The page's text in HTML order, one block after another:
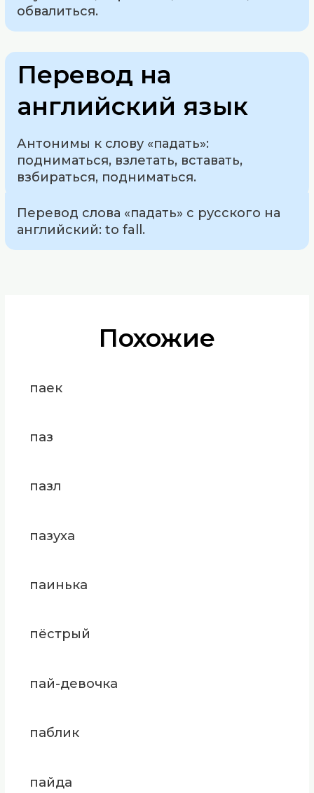
обвалиться.
Перевод на
английский язык
Антонимы к слову «падать»:
подниматься, взлетать, вставать,
взбираться, подниматься.
Перевод слова «падать» с русского на
английский: to fall.
Похожие
паек
паз
пазл
пазуха
паинька
пёстрый
пай-девочка
паблик
пайда